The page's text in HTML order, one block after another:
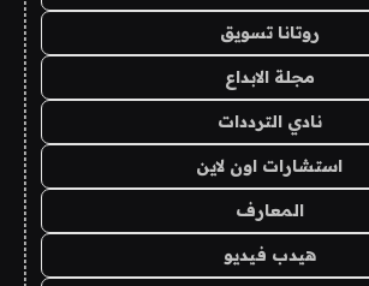
روتانا تسويق
مجلة الابداع
نادي الترددات
استشارات اون لاين
المعارف
هيدب فيديو